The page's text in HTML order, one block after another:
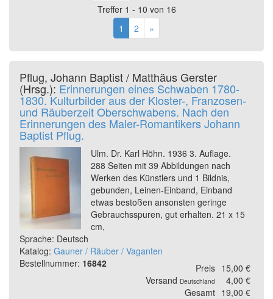
Treffer 1 - 10 von 16
1
2 »
Pflug, Johann Baptist / Matthäus Gerster
(Hrsg.): Erinnerungen eines Schwaben 1780-
1830. Kulturbilder aus der Kloster-, Franzosen-
und Räuberzeit Oberschwabens. Nach den
Erinnerungen des Maler-Romantikers Johann
Baptist Pflug.
Ulm. Dr. Karl Höhn. 1936 3. Auflage.
288 Seiten mit 39 Abbildungen nach
Werken des Künstlers und 1 Bildnis,
gebunden, Leinen-Einband, Einband
etwas bestoßen ansonsten geringe
Gebrauchsspuren, gut erhalten. 21 x 15
cm,
Sprache: Deutsch
Katalog: Gauner / Räuber / Vaganten
Bestellnummer: 16842 Preis 15,00 €
Versand Deutschland
4,00 €
Gesamt 19,00 €